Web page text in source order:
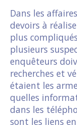
Dans les
devoirs à
plus
plusieurs
enquêteurs
recherches et
étaient les
quelles
dans les
sont les liens